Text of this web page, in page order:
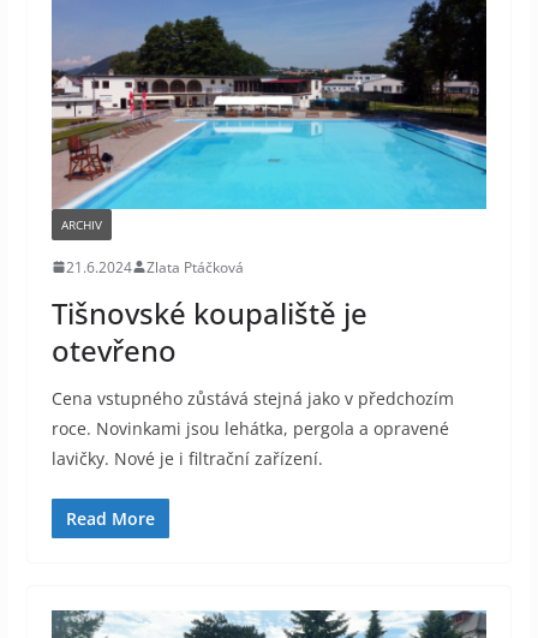
ARCHIV
21.6.2024 Zlata Ptáčková
Tišnovské koupaliště je
otevřeno
Cena vstupného zůstává stejná jako v předchozím
roce. Novinkami jsou lehátka, pergola a opravené
lavičky. Nové je i filtrační zařízení.
Read More